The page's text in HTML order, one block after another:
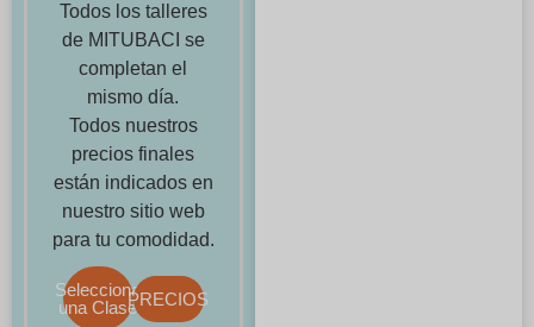
Todos los talleres
de MITUBACI se
completan el
mismo día.
Todos nuestros
precios finales
están indicados en
nuestro sitio web
para tu comodidad.
Selecciona
una ClasePRECIOS